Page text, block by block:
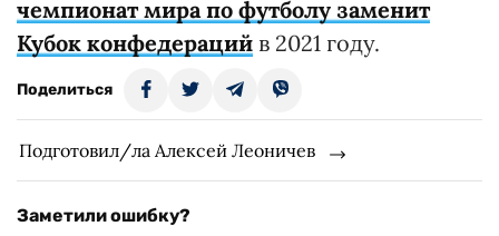
чемпионат мира по футболу заменит
Кубок конфедераций в 2021 году.
Поделиться
Подготовил/ла Алексей Леоничев
Заметили ошибку?